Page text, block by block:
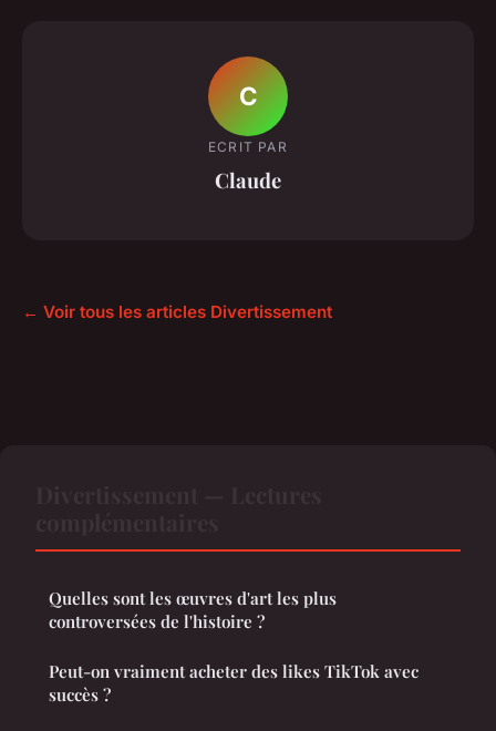
C
ECRIT PAR
Claude
← Voir tous les articles Divertissement
Quelles sont les œuvres d'art les plus
controversées de l'histoire ?
Peut-on vraiment acheter des likes TikTok avec
succès ?